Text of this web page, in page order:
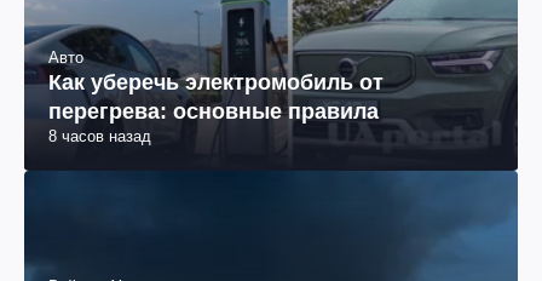
Авто
Как уберечь электромобиль от
перегрева: основные правила